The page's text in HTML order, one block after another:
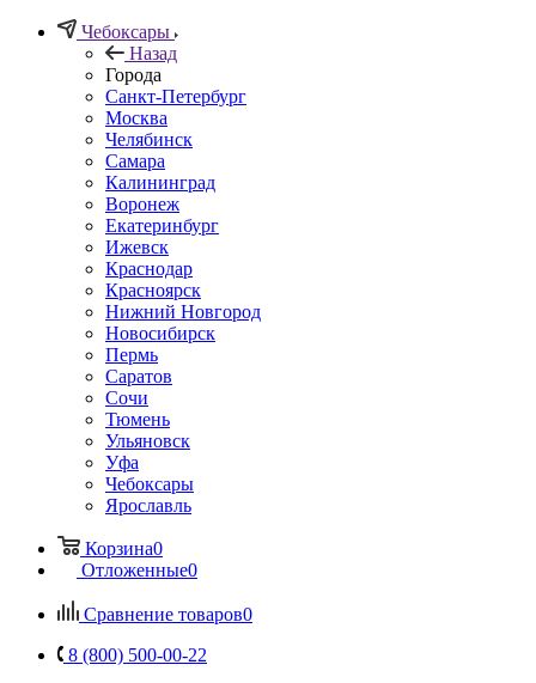
Чебоксары
Назад
Города
Санкт-Петербург
Москва
Челябинск
Самара
Калининград
Воронеж
Екатеринбург
Ижевск
Краснодар
Красноярск
Нижний Новгород
Новосибирск
Пермь
Саратов
Сочи
Тюмень
Ульяновск
Уфа
Чебоксары
Ярославль
Корзина0
Отложенные0
Сравнение товаров0
8 (800) 500-00-22